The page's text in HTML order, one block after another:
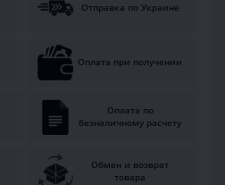
Отправка по Украине
Оплата при получении
Оплата по
безналичному расчету
Обмен и возврат
товара